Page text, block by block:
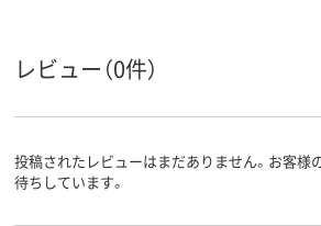
レビュー（0件）
投稿されたレビューはまだありません。お客様
待ちしています。